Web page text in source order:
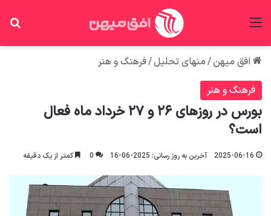
افق میهن/منهای تحلیل/فرهنگ و هنر
فرهنگ و هنر
بورس‌ در روزهای ۲۶ و ۲۷ خرداد ماه فعال
است؟
2025-06-16 آخرین به روز رسانی: 2025-06-16 0 کمتر از یک دقیقه